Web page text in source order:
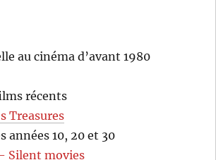
au cinéma d’avant 1980
récents
Treasures
années 10, 20 et 30
Silent movies